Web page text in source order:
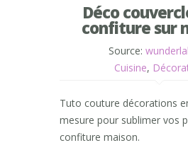
Déco
confiture sur
Source:
Cuisine,
Tuto couture décorations
mesure pour sublimer vos
confiture maison.